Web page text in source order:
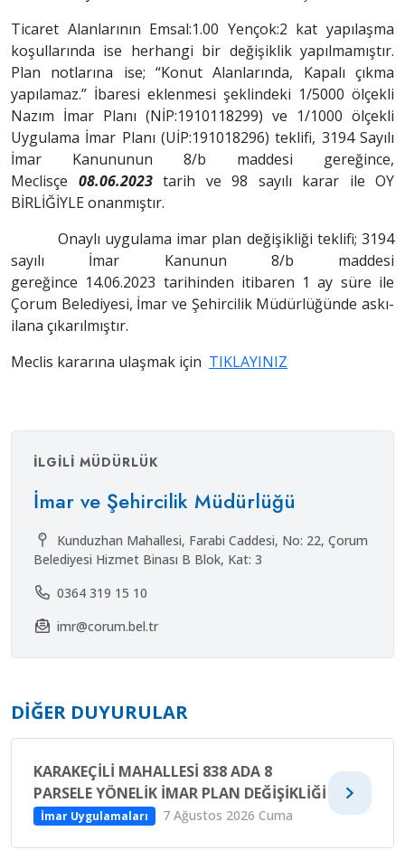
Ticaret Alanlarının Emsal:1.00 Yençok:2 kat yapılaşma
koşullarında ise herhangi bir değişiklik yapılmamıştır.
Plan notlarına ise; “Konut Alanlarında, Kapalı çıkma
yapılamaz.” İbaresi eklenmesi şeklindeki 1/5000 ölçekli
Nazım İmar Planı (NİP:1910118299) ve 1/1000 ölçekli
Uygulama İmar Planı (UİP:191018296) teklifi, 3194 Sayılı
İmar Kanununun 8/b maddesi gereğince,
Meclisçe 08.06.2023 tarih ve 98 sayılı karar ile OY
BİRLİĞİYLE onanmıştır.
Onaylı uygulama imar plan değişikliği teklifi; 3194
sayılı İmar Kanunun 8/b maddesi
gereğince 14.06.2023 tarihinden itibaren 1 ay süre ile
Çorum Belediyesi, İmar ve Şehircilik Müdürlüğünde askı-
ilana çıkarılmıştır.
Meclis kararına ulaşmak için TIKLAYINIZ
İLGILI MÜDÜRLÜK
İmar ve Şehircilik Müdürlüğü
Kunduzhan Mahallesi, Farabi Caddesi, No: 22, Çorum
Belediyesi Hizmet Binası B Blok, Kat: 3
0364 319 15 10
imr@corum.bel.tr
DIĞER DUYURULAR
KARAKEÇİLİ MAHALLESİ 838 ADA 8
PARSELE YÖNELİK İMAR PLAN DEĞİŞİKLİĞİ
İmar Uygulamaları 7 Ağustos 2026 Cuma